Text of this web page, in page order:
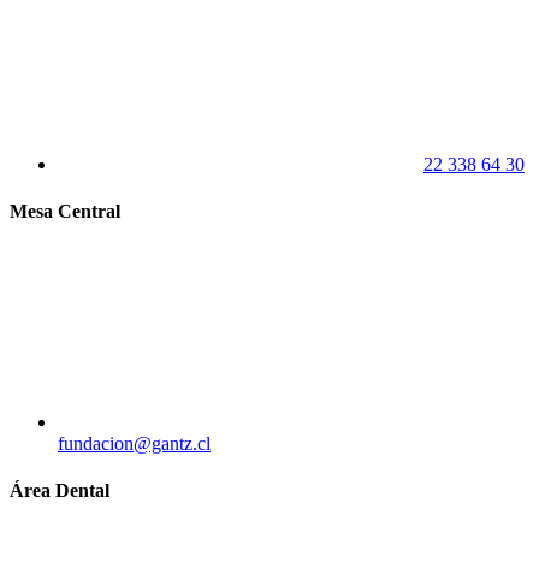
22 338 64 30
Mesa Central
fundacion@gantz.cl
Área Dental